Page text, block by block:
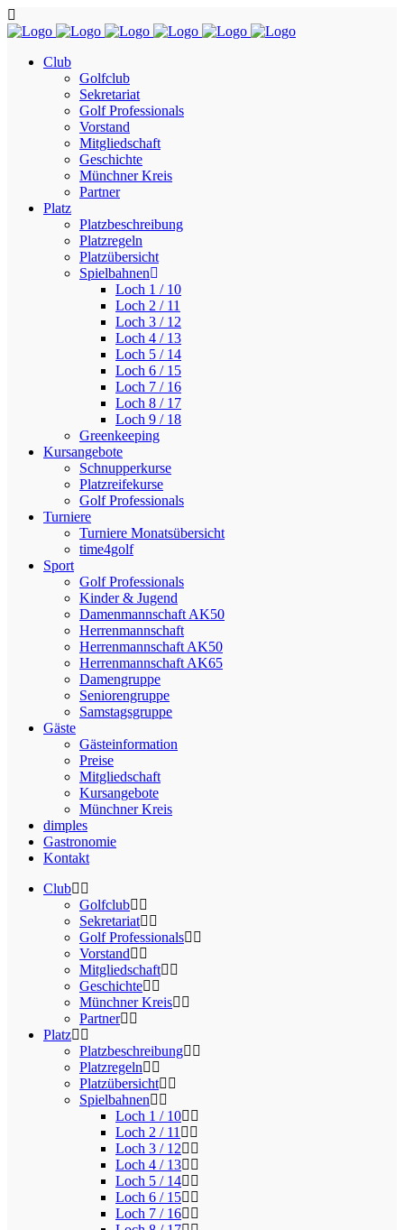
Club
Golfclub
Sekretariat
Golf Professionals
Vorstand
Mitgliedschaft
Geschichte
Münchner Kreis
Partner
Platz
Platzbeschreibung
Platzregeln
Platzübersicht
Spielbahnen
Loch 1 / 10
Loch 2 / 11
Loch 3 / 12
Loch 4 / 13
Loch 5 / 14
Loch 6 / 15
Loch 7 / 16
Loch 8 / 17
Loch 9 / 18
Greenkeeping
Kursangebote
Schnupperkurse
Platzreifekurse
Golf Professionals
Turniere
Turniere Monatsübersicht
time4golf
Sport
Golf Professionals
Kinder & Jugend
Damenmannschaft AK50
Herrenmannschaft
Herrenmannschaft AK50
Herrenmannschaft AK65
Damengruppe
Seniorengruppe
Samstagsgruppe
Gäste
Gästeinformation
Preise
Mitgliedschaft
Kursangebote
Münchner Kreis
dimples
Gastronomie
Kontakt
Club
Golfclub
Sekretariat
Golf Professionals
Vorstand
Mitgliedschaft
Geschichte
Münchner Kreis
Partner
Platz
Platzbeschreibung
Platzregeln
Platzübersicht
Spielbahnen
Loch 1 / 10
Loch 2 / 11
Loch 3 / 12
Loch 4 / 13
Loch 5 / 14
Loch 6 / 15
Loch 7 / 16